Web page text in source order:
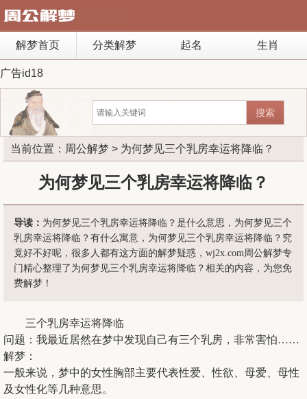
解梦首页 分类解梦 起名 生肖
广告id18
当前位置： 周公解梦 > 为何梦见三个乳房幸运将降临？
为何梦见三个乳房幸运将降临？
导读： 为何梦见三个乳房幸运将降临？是什么意思，为何梦见三个
乳房幸运将降临？有什么寓意，为何梦见三个乳房幸运将降临？究
竟好不好呢，很多人都有这方面的解梦疑惑，wj2x.com周公解梦专
门精心整理了为何梦见三个乳房幸运将降临？相关的内容，为您免
费解梦！
三个乳房幸运将降临
问题：我最近居然在梦中发现自己有三个乳房，非常害怕……
解梦：
一般来说，梦中的女性胸部主要代表性爱、性欲、母爱、母性
及女性化等几种意思。